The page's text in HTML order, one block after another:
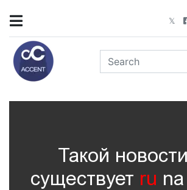
Такой
существует ru